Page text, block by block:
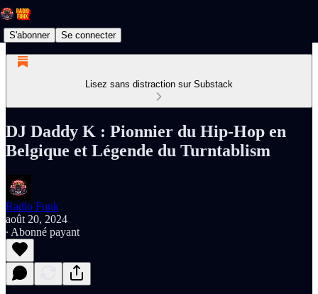
S'abonner Se connecter
Lisez sans distraction sur Substack
DJ Daddy K : Pionnier du Hip-Hop en
Belgique et Légende du Turntablism
Radio Funk
août 20, 2024
∙ Abonné payant